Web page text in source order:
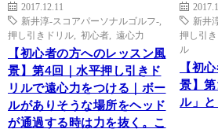
2017.12.11
新井淳-スコアパーソナルゴルフ-
押し引きドリル
初心者 遠心力
【初心者の方へのレッスン風
景】第4回｜水平押し引きド
リルで遠心力をつける｜ボー
ルがありそうな場所をヘッド
が通過する時は力を抜く。こ
新井
押し引
ル
【初
景】
ル」と